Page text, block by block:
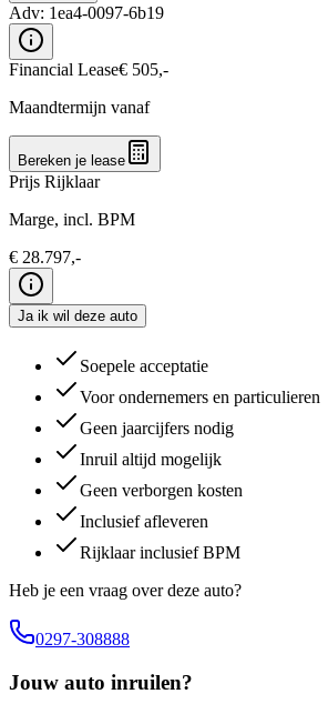
Adv: 1ea4-0097-6b19
Financial Lease€ 505,-
Maandtermijn vanaf
Bereken je lease
Prijs Rijklaar
Marge, incl. BPM
€ 28.797,-
Ja ik wil deze auto
Soepele acceptatie
Voor ondernemers en particulieren
Geen jaarcijfers nodig
Inruil altijd mogelijk
Geen verborgen kosten
Inclusief afleveren
Rijklaar inclusief BPM
Heb je een vraag over deze auto?
0297-308888
Jouw auto inruilen?